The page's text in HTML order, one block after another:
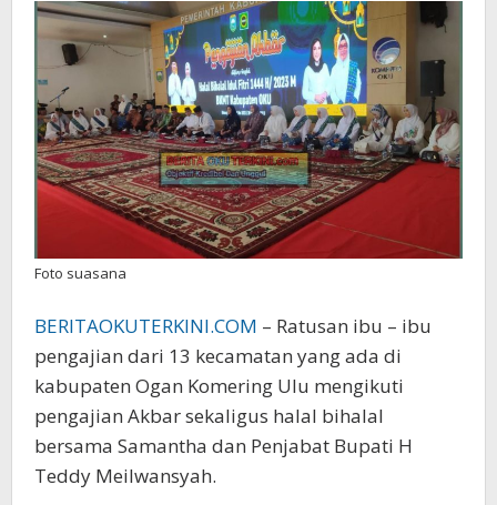
Akbar
di
Pendopo
Rumah
Dinas
Bupati
Foto suasana
BERITAOKUTERKINI.COM – Ratusan ibu – ibu
pengajian dari 13 kecamatan yang ada di
kabupaten Ogan Komering Ulu mengikuti
pengajian Akbar sekaligus halal bihalal
bersama Samantha dan Penjabat Bupati H
Teddy Meilwansyah.